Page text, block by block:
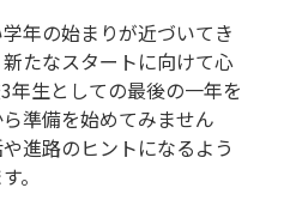
年の始まりが近づいてき
たなスタートに向けて心
年生としての最後の一年を
準備を始めてみません
進路のヒントになるよう
。